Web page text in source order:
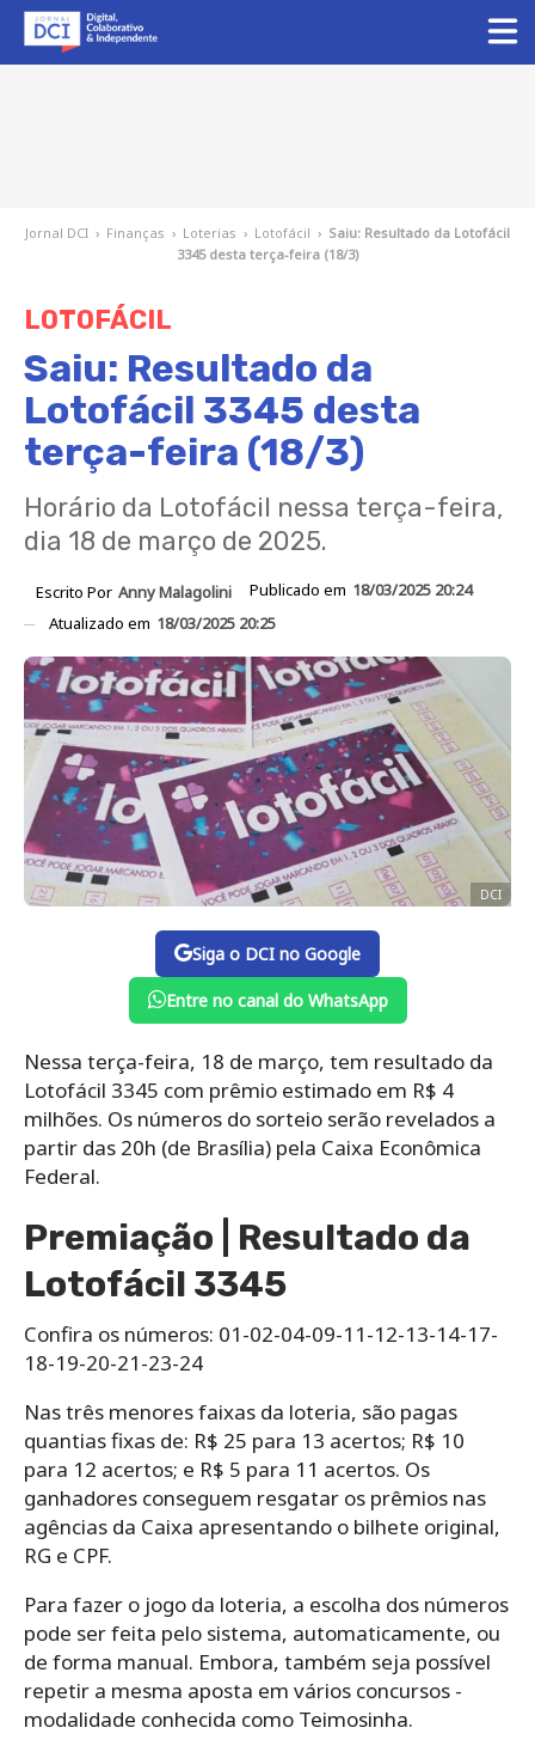
Jornal DCI › Finanças › Loterias › Lotofácil › Saiu: Resultado da Lotofácil
3345 desta terça-feira (18/3)
LOTOFÁCIL
Saiu: Resultado da
Lotofácil 3345 desta
terça-feira (18/3)
Horário da Lotofácil nessa terça-feira,
dia 18 de março de 2025.
Escrito Por Anny Malagolini Publicado em 18/03/2025 20:24
Atualizado em 18/03/2025 20:25
DCI
Siga o DCI no Google
Entre no canal do WhatsApp
Nessa terça-feira, 18 de março, tem resultado da
Lotofácil 3345 com prêmio estimado em R$ 4
milhões. Os números do sorteio serão revelados a
partir das 20h (de Brasília) pela Caixa Econômica
Federal.
Premiação | Resultado da
Lotofácil 3345
Confira os números: 01-02-04-09-11-12-13-14-17-
18-19-20-21-23-24
Nas três menores faixas da loteria, são pagas
quantias fixas de: R$ 25 para 13 acertos; R$ 10
para 12 acertos; e R$ 5 para 11 acertos. Os
ganhadores conseguem resgatar os prêmios nas
agências da Caixa apresentando o bilhete original,
RG e CPF.
Para‌ ‌fazer‌ ‌o‌ ‌jogo da loteria,‌ ‌a‌ ‌escolha‌ ‌dos‌ ‌números‌
‌pode‌ ‌ser‌ ‌feita‌ ‌pelo‌ ‌sistema,‌ ‌automaticamente,‌ ‌ou‌
‌de‌ ‌forma‌ ‌manual.‌ Embora, ‌também‌ ‌seja‌ ‌possível‌
‌repetir‌ ‌a‌ ‌mesma‌ ‌aposta‌ ‌em‌ ‌vários‌ ‌concursos -‌
‌modalidade‌ ‌conhecida‌ ‌como‌ ‌Teimosinha.‌ ‌